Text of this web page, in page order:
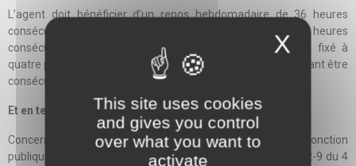
L’agent doit bénéficier d’un repos hebdomadaire de 36 heures
consécutives minimum et d’un repos quotidien de 12 heures
consécutive minimum. Le nombre de jours de repos est fixé à
quatre pour deux semaines, deux d’entre eux, au moins, devant être
consécutifs, dont un dimanche.
Et en temps d’urgence ?
Concernant les établissements relevant du statut de la fonction
publique hospitalière, l’article 15 (alinéa 3) du décret n°2002-9 du 4
X
This site uses cookies
and gives you control
over what you want to
activate